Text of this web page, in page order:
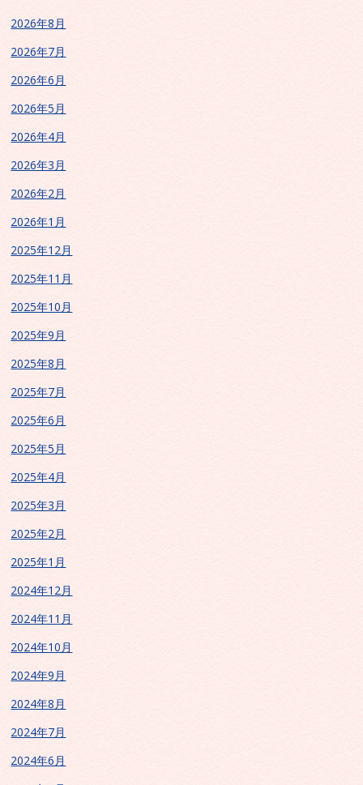
2026年8月
2026年7月
2026年6月
2026年5月
2026年4月
2026年3月
2026年2月
2026年1月
2025年12月
2025年11月
2025年10月
2025年9月
2025年8月
2025年7月
2025年6月
2025年5月
2025年4月
2025年3月
2025年2月
2025年1月
2024年12月
2024年11月
2024年10月
2024年9月
2024年8月
2024年7月
2024年6月